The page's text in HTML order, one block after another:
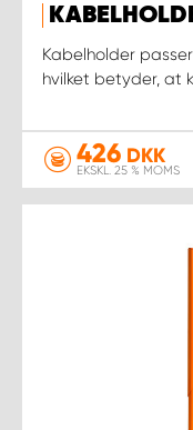
Kabelholder
hvilket betyder, at
426 DKK
EKSKL. 25 % MOMS